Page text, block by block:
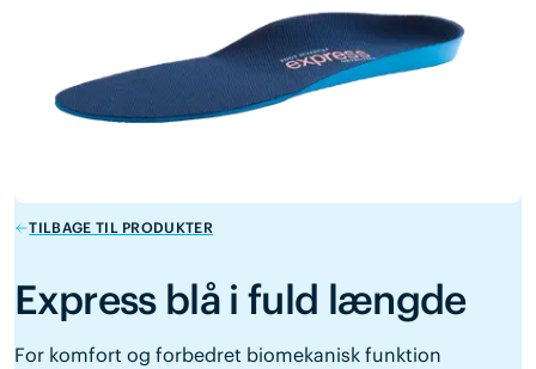
TILBAGE TIL PRODUKTER
Express blå i fuld længde
For komfort og forbedret biomekanisk funktion